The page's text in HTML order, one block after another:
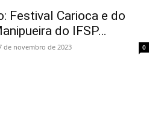
Festival Carioca e do
do IFSP…
de novembro de 2023 0